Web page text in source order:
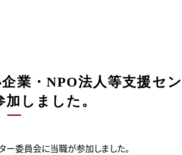
業・NPO法人等支援セ
しました。
ー委員会に当職が参加しました。